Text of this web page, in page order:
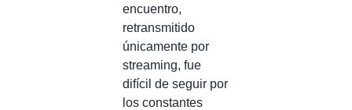
encuentro,
retransmitido
únicamente por
streaming, fue
difícil de seguir por
los constantes